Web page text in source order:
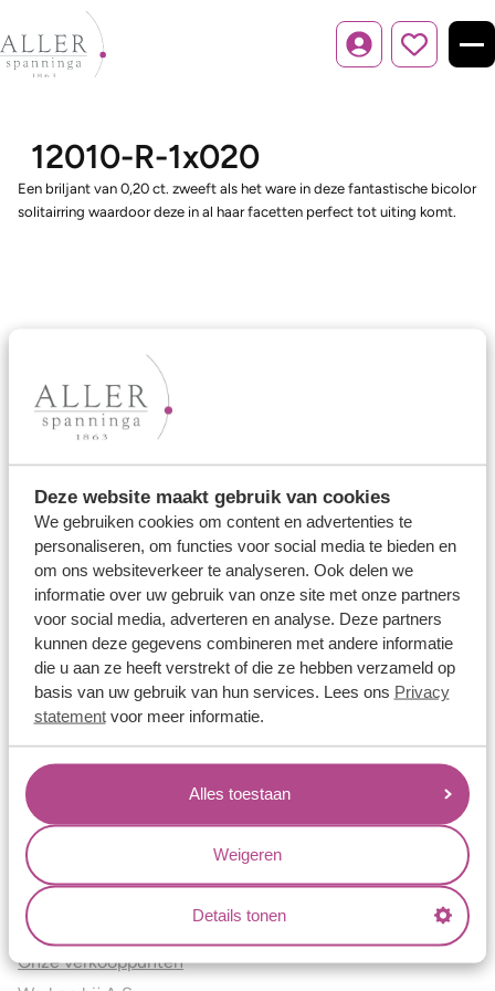
Deze website maakt gebruik van cookies
We gebruiken cookies om content en advertenties te
personaliseren, om functies voor social media te bieden en
om ons websiteverkeer te analyseren. Ook delen we
informatie over uw gebruik van onze site met onze partners
voor social media, adverteren en analyse. Deze partners
kunnen deze gegevens combineren met andere informatie
die u aan ze heeft verstrekt of die ze hebben verzameld op
basis van uw gebruik van hun services. Lees ons Privacy
statementvoor meer informatie.
Alles toestaan
Weigeren
Details tonen
Inloggen
12010-R-1x020
Een briljant van 0,20 ct. zweeft als het ware in deze fantastische bicolor
solitairring waardoor deze in al haar facetten perfect tot uiting komt.
Ons aanbod
Trouwringen
Memoireringen
Verlovingsringen
Vriendschapsringen
Over ons
Aller Spanninga
Historie
Certificaten
Blogs
Jouw voordelen
Conflictvrije Materialen
Oneindig veel mogelijkheden
Kwaliteit
Juweliers & Contact
Onze verkooppunten